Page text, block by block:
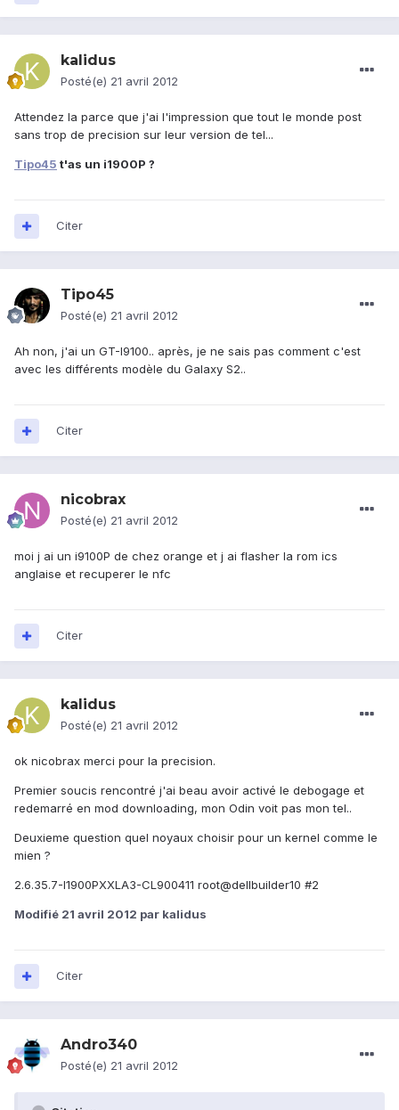
kalidus
Posté(e) 21 avril 2012
Attendez la parce que j'ai l'impression que tout le monde post
sans trop de precision sur leur version de tel...
Tipo45 t'as un i1900P ?
Citer
Tipo45
Posté(e) 21 avril 2012
Ah non, j'ai un GT-I9100.. après, je ne sais pas comment c'est
avec les différents modèle du Galaxy S2..
Citer
nicobrax
Posté(e) 21 avril 2012
moi j ai un i9100P de chez orange et j ai flasher la rom ics
anglaise et recuperer le nfc
Citer
kalidus
Posté(e) 21 avril 2012
ok nicobrax merci pour la precision.
Premier soucis rencontré j'ai beau avoir activé le debogage et
redemarré en mod downloading, mon Odin voit pas mon tel..
Deuxieme question quel noyaux choisir pour un kernel comme le
mien ?
2.6.35.7-I1900PXXLA3-CL900411 root@dellbuilder10 #2
Modifié 21 avril 2012 par kalidus
Citer
Andro340
Posté(e) 21 avril 2012